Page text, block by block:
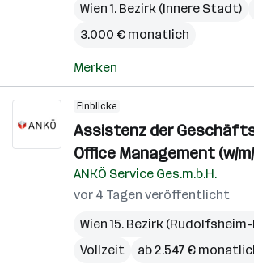
Wien 1. Bezirk (Innere Stadt)
3.000 € monatlich
Merken
Einblicke
Assistenz der
Office Management (w/
ANKÖ Service Ges.m.b.H.
vor 4 Tagen veröffentlicht
Wien 15. Bezirk
Vollzeit
ab 2.547 €